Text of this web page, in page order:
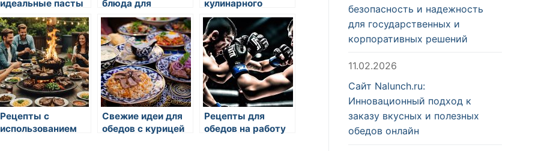
идеальные пасты
блюда для
начинающих
кулинарного
тестирования:
интересные идеи
Рецепты с
использованием
Свежие идеи для
обедов с курицей
Рецепты для
обедов на работу
безопасность и надежность
для государственных и
корпоративных решений
11.02.2026
Сайт Nalunch.ru:
Инновационный подход к
заказу вкусных и полезных
обедов онлайн